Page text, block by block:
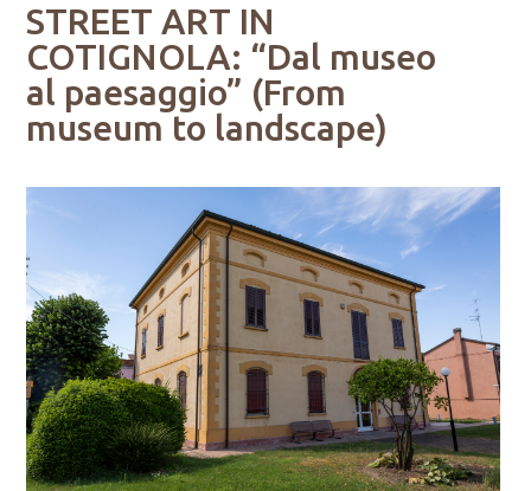
STREET ART IN
COTIGNOLA: “Dal museo
al paesaggio” (From
museum to landscape)